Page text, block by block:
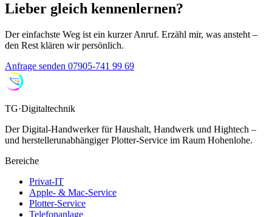
Lieber gleich kennenlernen?
Der einfachste Weg ist ein kurzer Anruf. Erzähl mir, was ansteht –
den Rest klären wir persönlich.
Anfrage senden 07905-741 99 69
TG·Digitaltechnik
Der Digital-Handwerker für Haushalt, Handwerk und Hightech –
und herstellerunabhängiger Plotter-Service im Raum Hohenlohe.
Bereiche
Privat-IT
Apple- & Mac-Service
Plotter-Service
Telefonanlage